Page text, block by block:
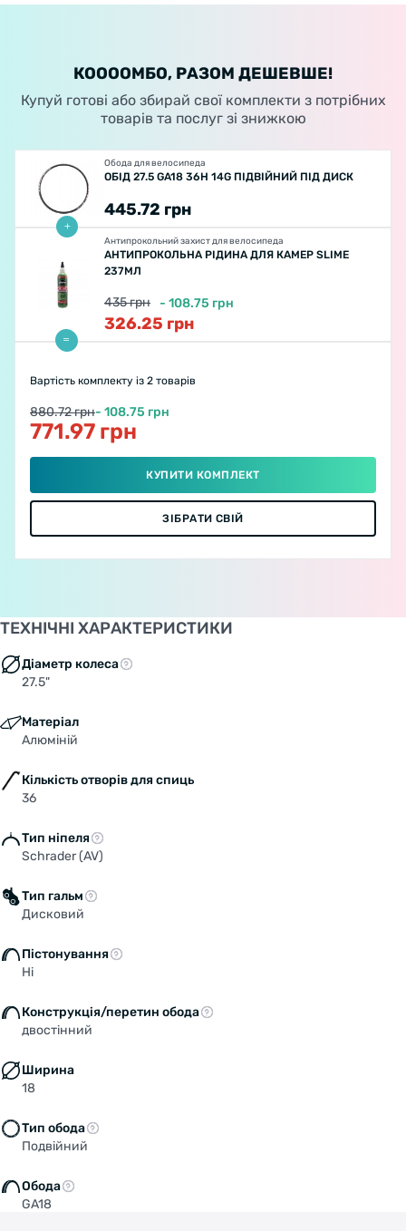
КООООМБО, РАЗОМ ДЕШЕВШЕ!
Купуй готові або збирай свої комплекти з потрібних
товарів та послуг зі знижкою
Обода для велосипеда
ОБІД 27.5 GA18 36H 14G ПІДВІЙНИЙ ПІД ДИСК
445.72 грн
Антипрокольний захист для велосипеда
АНТИПРОКОЛЬНА РІДИНА ДЛЯ КАМЕР SLIME
237МЛ
435грн - 108.75 грн
326.25 грн
Вартість комплекту із 2 товарів
880.72 грн- 108.75 грн
771.97 грн
КУПИТИ КОМПЛЕКТ
ЗІБРАТИ СВІЙ
ТЕХНІЧНІ ХАРАКТЕРИСТИКИ
Діаметр колеса
27.5"
Матеріал
Алюміній
Кількість отворів для спиць
36
Тип ніпеля
Schrader (AV)
Тип гальм
Дисковий
Пістонування
Ні
Конструкція/перетин обода
двостінний
Ширина
18
Тип обода
Подвійний
Обода
GA18
site or stay on the Ukrainian version?